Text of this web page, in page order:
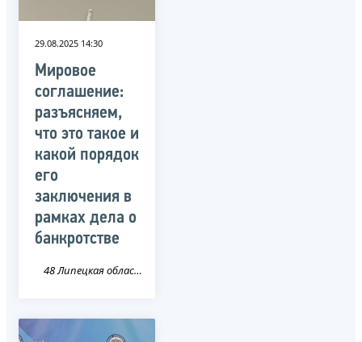
29.08.2025 14:30
Мировое
соглашение:
разъясняем,
что это такое и
какой порядок
его
заключения в
рамках дела о
банкротстве
48 Липецкая область